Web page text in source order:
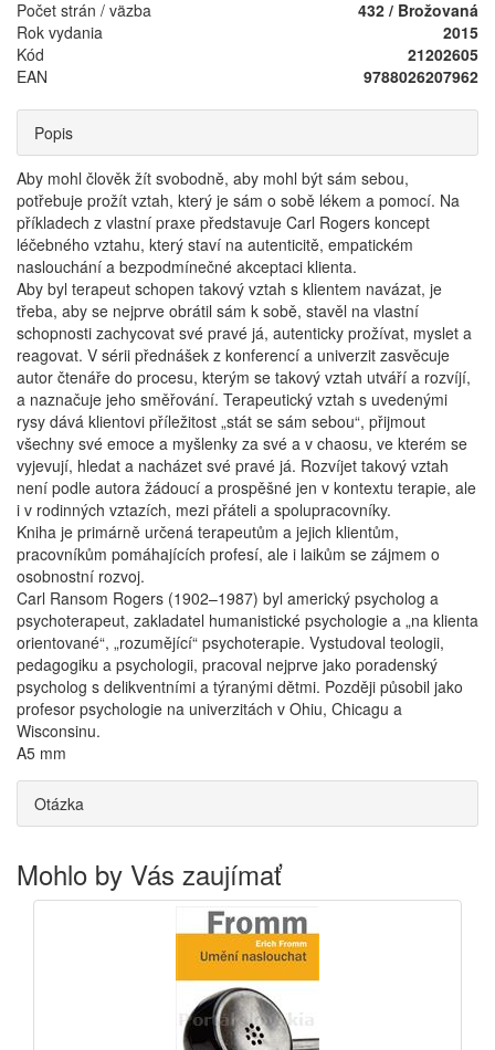
Počet strán / väzba
432 / Brožovaná
Rok vydania
2015
Kód
21202605
EAN
9788026207962
Popis
Aby mohl člověk žít svobodně, aby mohl být sám sebou,
potřebuje prožít vztah, který je sám o sobě lékem a pomocí. Na
příkladech z vlastní praxe představuje Carl Rogers koncept
léčebného vztahu, který staví na autenticitě, empatickém
naslouchání a bezpodmínečné akceptaci klienta.
Aby byl terapeut schopen takový vztah s klientem navázat, je
třeba, aby se nejprve obrátil sám k sobě, stavěl na vlastní
schopnosti zachycovat své pravé já, autenticky prožívat, myslet a
reagovat. V sérii přednášek z konferencí a univerzit zasvěcuje
autor čtenáře do procesu, kterým se takový vztah utváří a rozvíjí,
a naznačuje jeho směřování. Terapeutický vztah s uvedenými
rysy dává klientovi příležitost „stát se sám sebou“, přijmout
všechny své emoce a myšlenky za své a v chaosu, ve kterém se
vyjevují, hledat a nacházet své pravé já. Rozvíjet takový vztah
není podle autora žádoucí a prospěšné jen v kontextu terapie, ale
i v rodinných vztazích, mezi přáteli a spolupracovníky.
Kniha je primárně určená terapeutům a jejich klientům,
pracovníkům pomáhajících profesí, ale i laikům se zájmem o
osobnostní rozvoj.
Carl Ransom Rogers (1902–1987) byl americký psycholog a
psychoterapeut, zakladatel humanistické psychologie a „na klienta
orientované“, „rozumějící“ psychoterapie. Vystudoval teologii,
pedagogiku a psychologii, pracoval nejprve jako poradenský
psycholog s delikventními a týranými dětmi. Později působil jako
profesor psychologie na univerzitách v Ohiu, Chicagu a
Wisconsinu.
A5 mm
Otázka
Mohlo by Vás zaujímať